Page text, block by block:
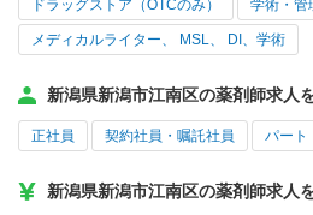
ドラッグストア（OTCのみ） 学術・管
メディカルライター、 MSL、 DI、学術
新潟県新潟市江南区の薬剤師求人
正社員 契約社員・嘱託社員 パート
新潟県新潟市江南区の薬剤師求人